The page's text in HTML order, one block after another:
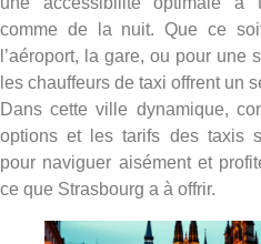
comme de la nuit. Que ce
l’aéroport, la gare, ou pour une
les chauffeurs de taxi offrent un
Dans cette ville dynamique,
options et les tarifs des taxis
pour naviguer aisément et
ce que Strasbourg a à offrir.